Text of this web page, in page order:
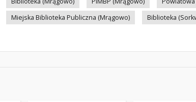
Miejska Biblioteka Publiczna (Mrągowo)
Biblioteka